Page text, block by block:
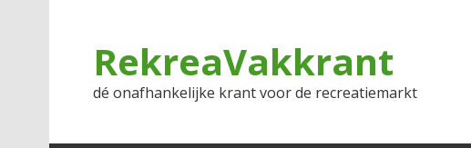
RekreaVakkrant
dé onafhankelijke krant voor de recreatiemarkt